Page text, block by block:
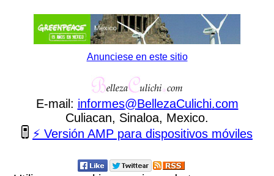
Anunciese en este sitio
E-mail: informes@BellezaCulichi.com
Culiacan, Sinaloa, Mexico.
⚡ Versión AMP para dispositivos móviles